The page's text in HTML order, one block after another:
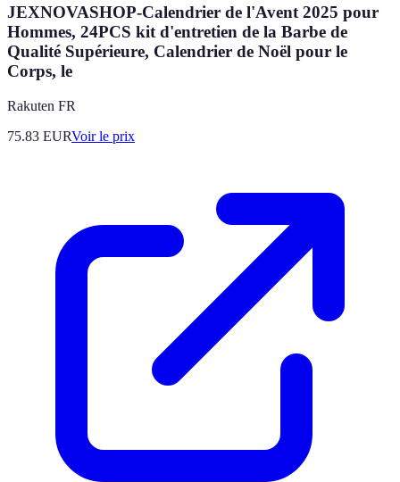
JEXNOVASHOP-Calendrier de l'Avent 2025 pour
Hommes, 24PCS kit d'entretien de la Barbe de
Qualité Supérieure, Calendrier de Noël pour le
Corps, le
Rakuten FR
75.83 EURVoir le prix